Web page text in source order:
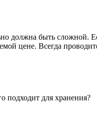
должна быть сложной.
цене. Всегда
подходит для хранения?